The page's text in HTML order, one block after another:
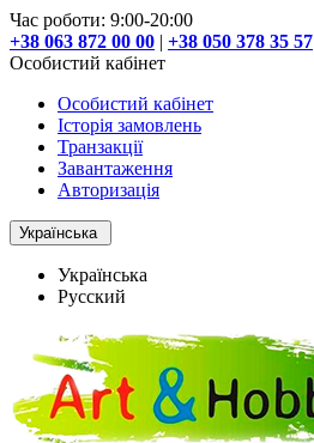
Час роботи: 9:00-20:00
+38 063 872 00 00 | +38 050 378 35 57
Особистий кабінет
Особистий кабінет
Історія замовлень
Транзакції
Завантаження
Авторизація
Українська
Українська
Русский